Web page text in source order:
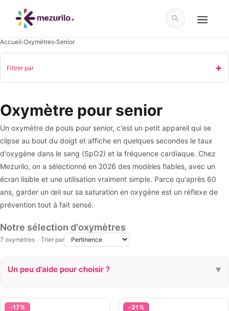
contenu
Accueil›Oxymètres›Senior
Filtrer par
Oxymètre pour senior
Un oxymètre de pouls pour senior, c'est un petit appareil qui se
clipse au bout du doigt et affiche en quelques secondes le taux
d'oxygène dans le sang (SpO2) et la fréquence cardiaque. Chez
Mezurilo, on a sélectionné en 2026 des modèles fiables, avec un
écran lisible et une utilisation vraiment simple. Parce qu'après 60
ans, garder un œil sur sa saturation en oxygène est un réflexe de
prévention tout à fait sensé.
Notre sélection d'oxymètres
7 oxymètres—Trier par
Un peu d'aide pour choisir ? ▼
Non
-17% -21%